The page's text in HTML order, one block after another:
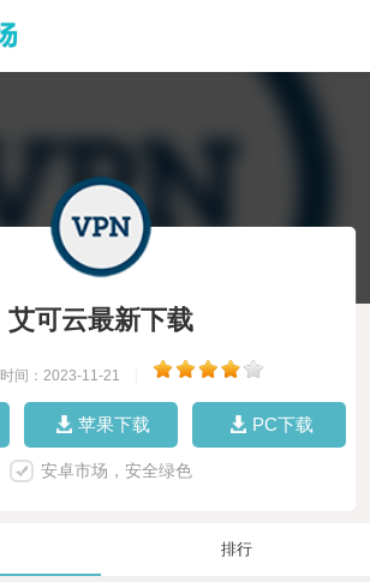
艾可云最新下载
时间：2023-11-21
苹果下载 PC下载
安卓市场，安全绿色
排行